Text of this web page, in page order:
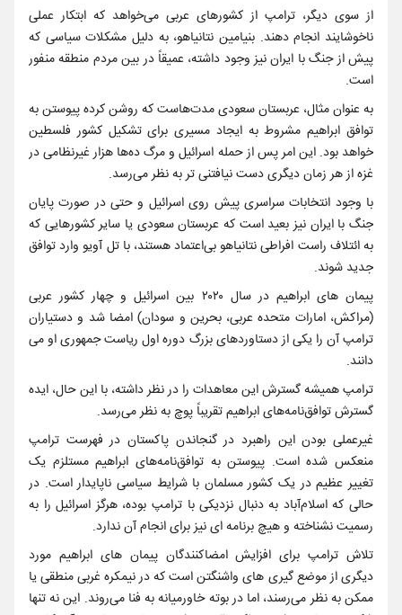
از سوی دیگر، ترامپ از کشورهای عربی می‌خواهد که ابتکار عملی
ناخوشایند انجام دهند. بنیامین نتانیاهو، به دلیل مشکلات سیاسی که
پیش از جنگ با ایران نیز وجود داشته، عمیقاً در بین مردم منطقه منفور
است.
به عنوان مثال، عربستان سعودی مدت‌هاست که روشن کرده پیوستن به
توافق ابراهیم مشروط به ایجاد مسیری برای تشکیل کشور فلسطین
خواهد بود. این امر پس از حمله اسرائیل و مرگ ده‌ها هزار غیرنظامی در
غزه از هر زمان دیگری دست نیافتنی تر به نظر می‌رسد.
با وجود انتخابات سراسری پیش روی اسرائیل و حتی در صورت پایان
جنگ با ایران نیز بعید است که عربستان سعودی یا سایر کشورهایی که
به ائتلاف راست افراطی نتانیاهو بی‌اعتماد هستند، با تل آویو وارد توافق‌
جدید شوند.
پیمان های ابراهیم در سال ۲۰۲۰ بین اسرائیل و چهار کشور عربی
(مراکش، امارات متحده عربی، بحرین و سودان) امضا شد و دستیاران
ترامپ آن را یکی از دستاوردهای بزرگ دوره اول ریاست جمهوری او می
دانند.
ترامپ همیشه گسترش این معاهدات را در نظر داشته، با این حال، ایده
گسترش توافق‌نامه‌های ابراهیم تقریباً پوچ به نظر می‌رسد.
غیرعملی بودن این راهبرد در گنجاندن پاکستان در فهرست ترامپ
منعکس شده است. پیوستن به توافق‌نامه‌های ابراهیم مستلزم یک
تغییر عظیم در یک کشور مسلمان با شرایط سیاسی ناپایدار است. در
حالی که اسلام‌آباد به دنبال نزدیکی با ترامپ بوده، هرگز اسرائیل را به
رسمیت نشناخته و هیچ برنامه ای نیز برای انجام آن ندارد.
تلاش ترامپ برای افزایش امضاکنندگان پیمان های ابراهیم مورد
دیگری از موضع گیری های واشنگتن است که در نیمکره غربی منطقی یا
ممکن به نظر می‌رسند، اما در بوته خاورمیانه به فنا می‌روند. این نه تنها